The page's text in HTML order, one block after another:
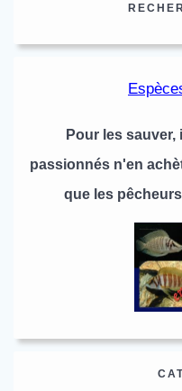
Pour les
passionnés n'en
que les